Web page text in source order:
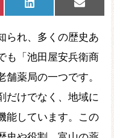
Share
on
LinkedIn
Share
on
Email
られ、多くの歴史あ
も「池田屋安兵衛商
薬局の一つです。
だけでなく、地域に
能しています。この